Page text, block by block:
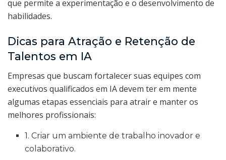
que permite a experimentação e o desenvolvimento de
habilidades.
Dicas para Atração e Retenção de
Talentos em IA
Empresas que buscam fortalecer suas equipes com
executivos qualificados em IA devem ter em mente
algumas etapas essenciais para atrair e manter os
melhores profissionais:
1. Criar um ambiente de trabalho inovador e
colaborativo.